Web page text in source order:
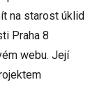
na starost úklid
Praha 8
webu. Její